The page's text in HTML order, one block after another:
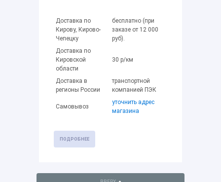
Доставка по
Кирову, Кирово-
Чепецку
бесплатно (при
заказе от 12 000
руб).
Доставка по
Кировской
области
30 р/км
Доставка в
регионы России
транспортной
компанией ПЭК
Самовывоз
уточнить адрес
магазина
ПОДРОБНЕЕ